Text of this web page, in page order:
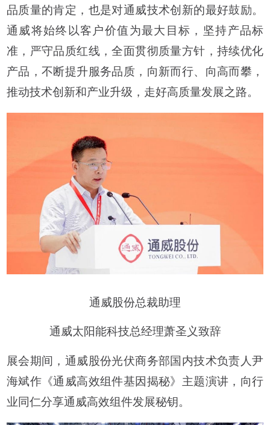
品质量的肯定，也是对通威技术创新的最好鼓励。
通威将始终以客户价值为最大目标，坚持产品标
准，严守品质红线，全面贯彻质量方针，持续优化
产品，不断提升服务品质，向新而行、向高而攀，
推动技术创新和产业升级，走好高质量发展之路。
通威股份总裁助理
通威太阳能科技总经理萧圣义致辞
展会期间，通威股份光伏商务部国内技术负责人尹
海斌作《通威高效组件基因揭秘》主题演讲，向行
业同仁分享通威高效组件发展秘钥。